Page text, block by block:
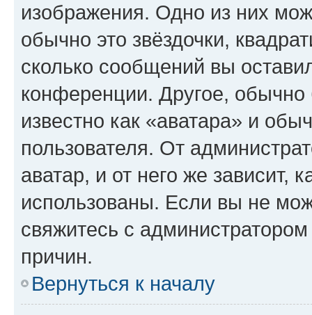
изображения. Одно из них
обычно это звёздочки,
сколько сообщений вы
конференции. Другое,
известно как «аватара» и
пользователя. От
аватар, и от него же зависит,
использованы. Если вы не
свяжитесь с
причин.
Вернуться к началу